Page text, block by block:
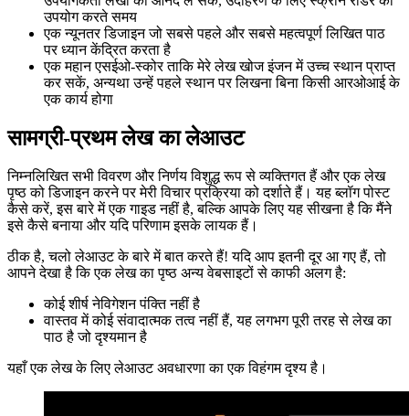
किसी भी बिंदु पर किसी उपयोगकर्ता सहभागिता की आवश्यकता नहीं है,
उदाहरण के लिए जीडीपीआर-बैनर, विज्ञापन या सीटीए
एक 100% शब्दार्थ रूप से ध्वनि HTML-संरचना ताकि प्रत्येक
उपयोगकर्ता लेखों का आनंद ले सके, उदाहरण के लिए स्क्रीन रीडर का
उपयोग करते समय
एक न्यूनतर डिजाइन जो सबसे पहले और सबसे महत्वपूर्ण लिखित पाठ
पर ध्यान केंद्रित करता है
एक महान एसईओ-स्कोर ताकि मेरे लेख खोज इंजन में उच्च स्थान प्राप्त
कर सकें, अन्यथा उन्हें पहले स्थान पर लिखना बिना किसी आरओआई के
सामग्री-प्रथम लेख का लेआउट
निम्नलिखित सभी विवरण और निर्णय विशुद्ध रूप से व्यक्तिगत हैं और एक लेख
पृष्ठ को डिजाइन करने पर मेरी विचार प्रक्रिया को दर्शाते हैं। यह ब्लॉग पोस्ट
कैसे करें, इस बारे में एक गाइड नहीं है, बल्कि आपके लिए यह सीखना है कि मैंने
इसे कैसे बनाया और यदि परिणाम इसके लायक हैं।
ठीक है, चलो लेआउट के बारे में बात करते हैं! यदि आप इतनी दूर आ गए हैं, तो
आपने देखा है कि एक लेख का पृष्ठ अन्य वेबसाइटों से काफी अलग है:
कोई शीर्ष नेविगेशन पंक्ति नहीं है
वास्तव में कोई संवादात्मक तत्व नहीं हैं, यह लगभग पूरी तरह से लेख का
पाठ है जो दृश्यमान है